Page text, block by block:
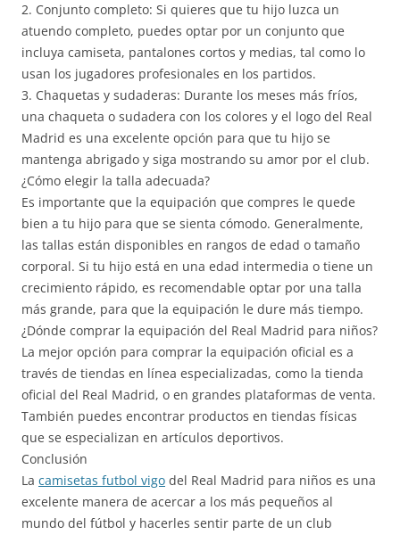
2. Conjunto completo: Si quieres que tu hijo luzca un
atuendo completo, puedes optar por un conjunto que
incluya camiseta, pantalones cortos y medias, tal como lo
usan los jugadores profesionales en los partidos.
3. Chaquetas y sudaderas: Durante los meses más fríos,
una chaqueta o sudadera con los colores y el logo del Real
Madrid es una excelente opción para que tu hijo se
mantenga abrigado y siga mostrando su amor por el club.
¿Cómo elegir la talla adecuada?
Es importante que la equipación que compres le quede
bien a tu hijo para que se sienta cómodo. Generalmente,
las tallas están disponibles en rangos de edad o tamaño
corporal. Si tu hijo está en una edad intermedia o tiene un
crecimiento rápido, es recomendable optar por una talla
más grande, para que la equipación le dure más tiempo.
¿Dónde comprar la equipación del Real Madrid para niños?
La mejor opción para comprar la equipación oficial es a
través de tiendas en línea especializadas, como la tienda
oficial del Real Madrid, o en grandes plataformas de venta.
También puedes encontrar productos en tiendas físicas
que se especializan en artículos deportivos.
Conclusión
La camisetas futbol vigo del Real Madrid para niños es una
excelente manera de acercar a los más pequeños al
mundo del fútbol y hacerles sentir parte de un club